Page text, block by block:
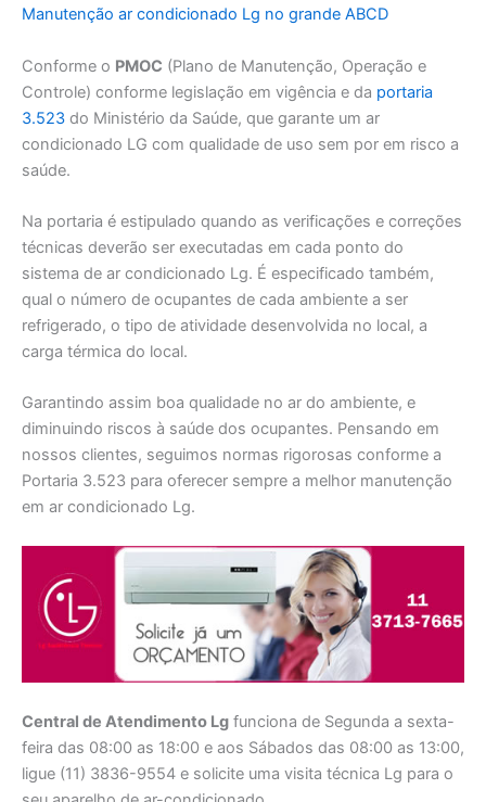
Manutenção ar condicionado Lg no grande ABCD
Conforme o PMOC (Plano de Manutenção, Operação e
Controle) conforme legislação em vigência e da portaria
3.523 do Ministério da Saúde, que garante um ar
condicionado LG com qualidade de uso sem por em risco a
saúde.
Na portaria é estipulado quando as verificações e correções
técnicas deverão ser executadas em cada ponto do
sistema de ar condicionado Lg. É especificado também,
qual o número de ocupantes de cada ambiente a ser
refrigerado, o tipo de atividade desenvolvida no local, a
carga térmica do local.
Garantindo assim boa qualidade no ar do ambiente, e
diminuindo riscos à saúde dos ocupantes. Pensando em
nossos clientes, seguimos normas rigorosas conforme a
Portaria 3.523 para oferecer sempre a melhor manutenção
em ar condicionado Lg.
Central de Atendimento Lg funciona de Segunda a sexta-
feira das 08:00 as 18:00 e aos Sábados das 08:00 as 13:00,
ligue (11) 3836-9554 e solicite uma visita técnica Lg para o